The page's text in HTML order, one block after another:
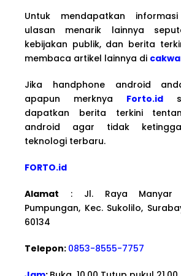
Untuk mendapatkan
ulasan menarik lainnya
kebijakan publik, dan berita
membaca artikel lainnya di
Jika handphone android
apapun merknya Forto.id
dapatkan berita terkini
android agar tidak
teknologi terbaru.
FORTO.id
Alamat : Jl. Raya Manyar
Pumpungan, Kec. Sukolilo,
60134
Telepon: 0853-8555-7757